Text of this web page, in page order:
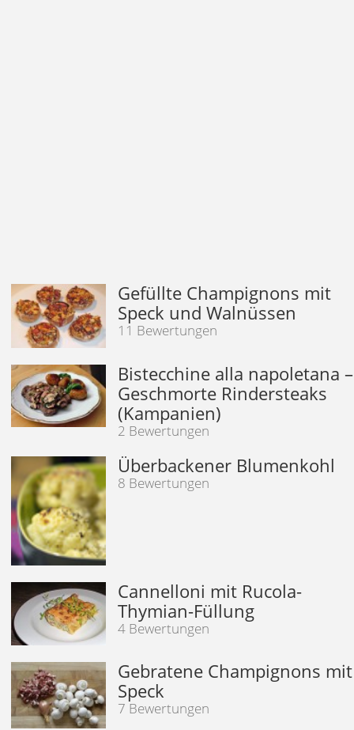
Gefüllte Champignons mit
Speck und Walnüssen
11 Bewertungen
Bistecchine alla napoletana –
Geschmorte Rindersteaks
(Kampanien)
2 Bewertungen
Überbackener Blumenkohl
8 Bewertungen
Cannelloni mit Rucola-
Thymian-Füllung
4 Bewertungen
Gebratene Champignons mit
Speck
7 Bewertungen